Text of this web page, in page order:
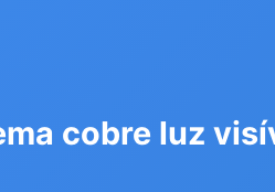
cobre luz